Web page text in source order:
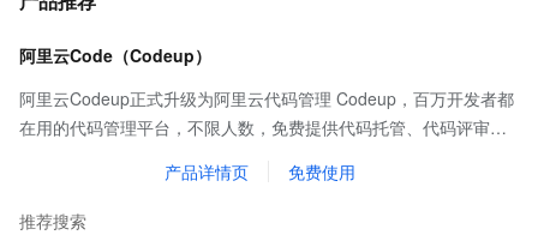
阿里云Code（Codeup）
阿里云Codeup正式升级为阿里云代码管理 Codeup，百万开发者都
在用的代码管理平台，不限人数，免费提供代码托管、代码评审、
产品详情页 免费使用
推荐搜索